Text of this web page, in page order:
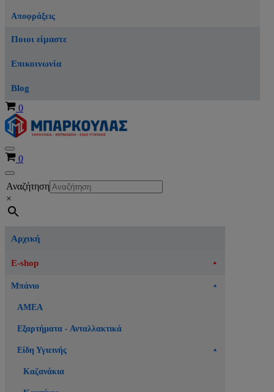
Αποφράξεις
Ποιοι είμαστε
Επικοινωνία
Blog
Καλάθι
0
Μενού
πλοήγησης
Καλάθι
0
Μενού
πλοήγησης
Αναζήτηση
×
Αρχική
E-shop
Μπάνιο
ΑΜΕΑ
Εξαρτήματα - Ανταλλακτικά
Είδη Υγιεινής
Καζανάκια